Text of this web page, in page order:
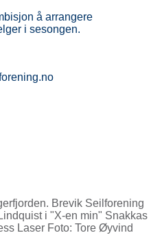
å arrangere
i sesongen.